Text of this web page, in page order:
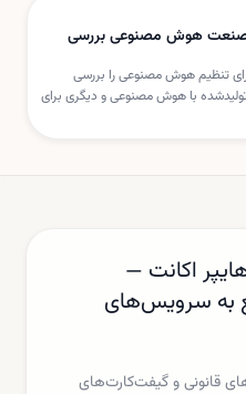
صنعت هوش مصنوعی بررسی
تنظیم هوش مصنوعی را بررسی
با هوش مصنوعی و دیگری برای
اکانت —
به سرویس‌های
قانونی و گیفت‌کارت‌های